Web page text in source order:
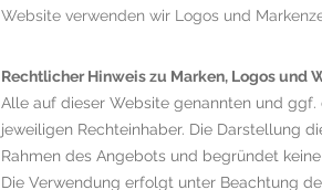
Website verwenden wir Logos und
Rechtlicher Hinweis zu Marken, Logos und
Alle auf dieser Website genannten und
jeweiligen Rechteinhaber. Die Darstellung
Rahmen des Angebots und begründet
Die Verwendung erfolgt unter Beachtung